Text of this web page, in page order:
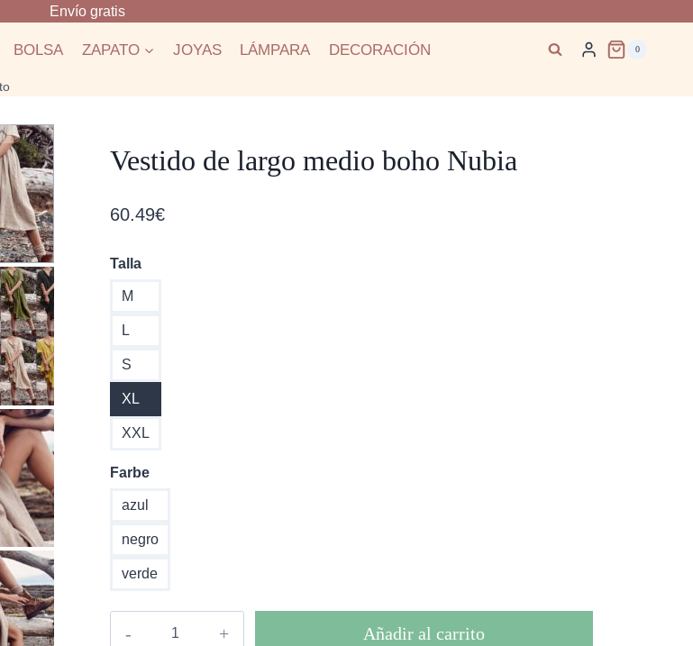
Envío gratis
BOLSA ZAPATO JOYAS LÁMPARA DECORACIÓN 0
Vestido de largo medio boho Nubia
60.49€
Talla
M
L
S
XL
XXL
Farbe
azul
negro
verde
Añadir al carrito